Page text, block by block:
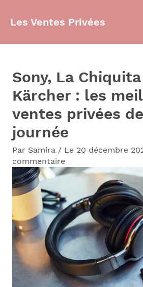
Les Ventes Privées
Sony, La
Kärcher : les
ventes privées
journée
Par Samira / Le 20 décembre
commentaire